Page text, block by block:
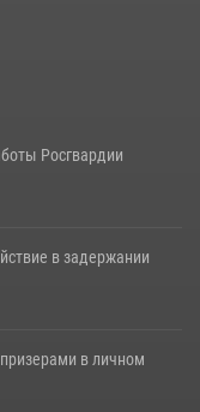
Росгвардии
в задержании
в личном